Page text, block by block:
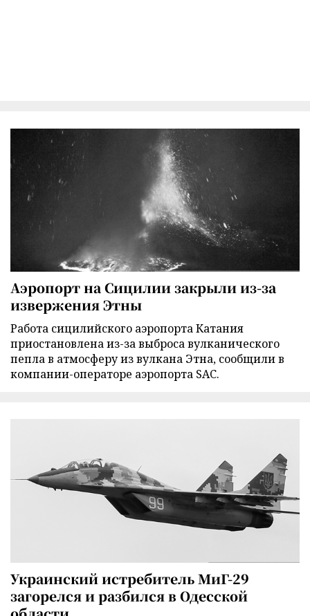
Аэропорт на Сицилии закрыли из-за
извержения Этны
Работа сицилийского аэропорта Катания
приостановлена из-за выброса вулканического
пепла в атмосферу из вулкана Этна, сообщили в
компании-операторе аэропорта SAC.
Украинский истребитель МиГ-29
загорелся и разбился в Одесской